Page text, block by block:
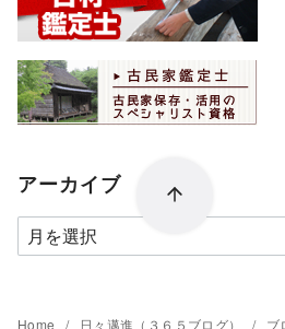
アーカイブ
ア
ー
イ
Home 日々邁進（３６５ブログ） ブ